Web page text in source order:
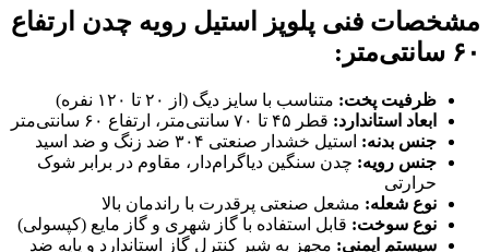
مشخصات فنی پلوپز استیل رویه چدن ارتفاع
۶۰ سانتی‌متر:
ظرفیت پخت: متناسب با سایز دیگ (از ۲۰ تا ۱۲۰ نفره)
ابعاد استاندارد: قطر ۴۵ تا ۷۰ سانتی‌متر، ارتفاع ۶۰ سانتی‌متر
جنس بدنه: استیل خشدار صنعتی ۳۰۴ ضد زنگ و ضد اسید
جنس رویه: چدن سنگین دیاگرام‌دار، مقاوم در برابر شوک
حرارتی
نوع شعله: مشعل صنعتی پرقدرت با راندمان بالا
نوع سوخت: قابل استفاده با گاز شهری و گاز مایع (کپسولی)
سیستم ایمنی: مجهز به شیر کنترل گاز استاندارد و پایه ضد